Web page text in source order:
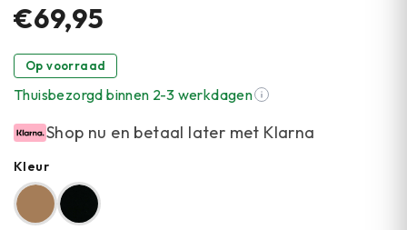
€69,95
Op voorraad
Thuisbezorgd binnen 2-3 werkdagen
Shop nu en betaal later met Klarna
Kleur